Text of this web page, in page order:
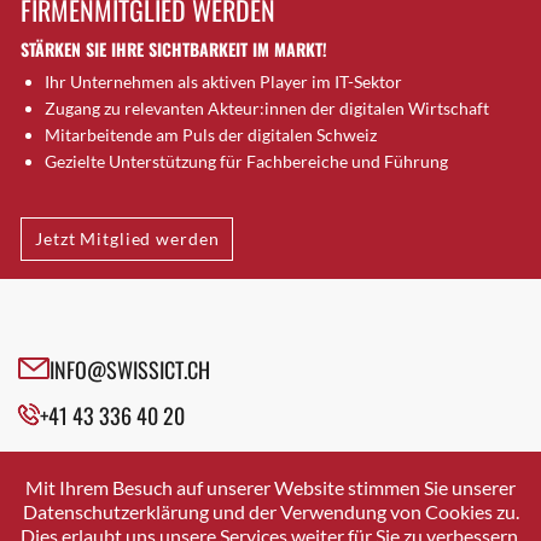
Brütten
Bubendorf
Bubikon
Buchs (SG)
Burgdorf
Bülach
Cazis
Cham
Davos Platz
Davos Platz 1
Dietikon
Dietlikon
FIRMENMITGLIED WERDEN
STÄRKEN SIE IHRE SICHTBARKEIT IM MARKT!
Ihr Unternehmen als aktiven Player im IT-Sektor
Zugang zu relevanten Akteur:innen der digitalen Wirtschaft
Mitarbeitende am Puls der digitalen Schweiz
Gezielte Unterstützung für Fachbereiche und Führung
Jetzt Mitglied werden
INFO@SWISSICT.CH
+41 43 336 40 20
SWISSICT
VULKANSTRASSE 120
8048 ZURICH
Mit Ihrem Besuch auf unserer Website stimmen Sie unserer
Datenschutzerklärung und der Verwendung von Cookies zu.
Dies erlaubt uns unsere Services weiter für Sie zu verbessern.